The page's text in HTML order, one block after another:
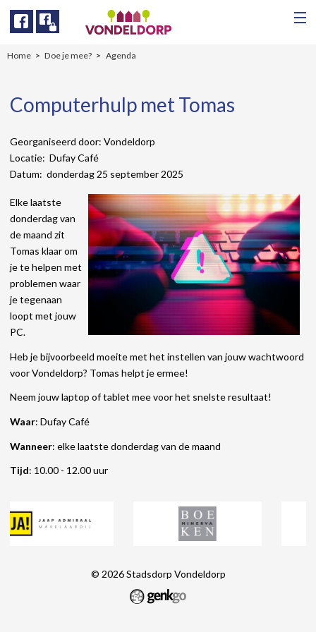
Facebook
Home Doe je mee? Agenda
Computerhulp met Tomas
Georganiseerd door: Vondeldorp
Locatie: Dufay Café
Datum: donderdag 25 september 2025
Elke laatste
donderdag van
de maand zit
Tomas klaar om
je te helpen met
problemen waar
je tegenaan
loopt met jouw
PC.
Heb je bijvoorbeeld moeite met het instellen van jouw wachtwoord
voor Vondeldorp? Tomas helpt je ermee!
Neem jouw laptop of tablet mee voor het snelste resultaat!
Waar: Dufay Café
Wanneer: elke laatste donderdag van de maand
Tijd: 10.00 - 12.00 uur
© 2026Stadsdorp Vondeldorp